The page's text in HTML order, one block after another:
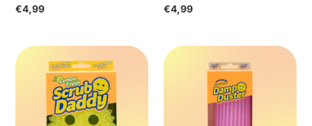
Normálna
€4,99
Normálna
€4,99
Scrub
Daddy
Damp
Duster®